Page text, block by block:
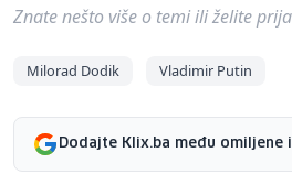
Znate nešto više o temi ili želite
Milorad Dodik Vladimir Putin
Dodajte Klix.ba među omiljene